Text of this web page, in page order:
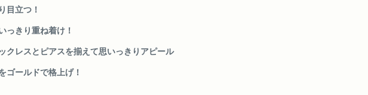
目立つ！
っきり重ね着け！
クレスとピアスを揃えて思いっきりアピール
ゴールドで格上げ！